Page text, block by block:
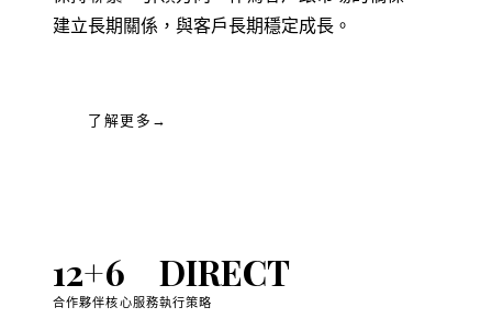
建立長期關係，與客戶長期穩定成長。
了解更多 →
12+
合作夥伴
6
核心服務
DIRECT
執行策略